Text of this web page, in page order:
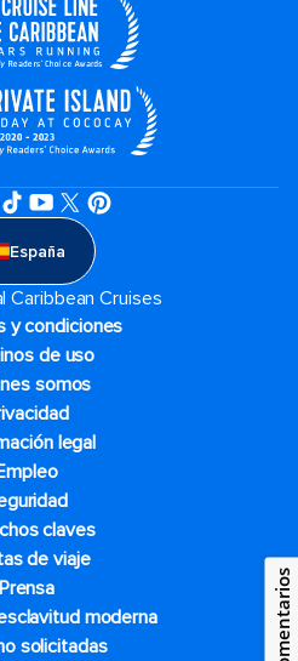
España
Caribbean Cruises
y condiciones
de uso
somos
legal
claves
de viaje
Prensa
moderna
solicitadas
Comentarios